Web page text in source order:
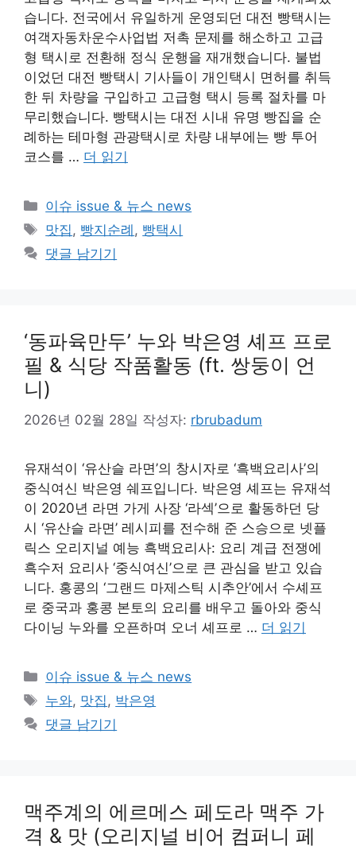
습니다. 전국에서 유일하게 운영되던 대전 빵택시는
여객자동차운수사업법 저촉 문제를 해소하고 고급
형 택시로 전환해 정식 운행을 재개했습니다. 불법
이었던 대전 빵택시 기사들이 개인택시 면허를 취득
한 뒤 차량을 구입하고 고급형 택시 등록 절차를 마
무리했습니다. 빵택시는 대전 시내 유명 빵집을 순
례하는 테마형 관광택시로 차량 내부에는 빵 투어
코스를 … 더 읽기
카
테
리
이슈 issue & 뉴스 news
태
그
맛집, 빵지순례 , 빵택시
댓글 남기기
‘동파육만두’ 누와 박은영 셰프 프로
필 & 식당 작품활동 (ft. 쌍둥이 언
니)
2026년 02월 28일 작성자: rbrubadum
유재석이 ‘유산슬 라면’의 창시자로 ‘흑백요리사’의
중식여신 박은영 쉐프입니다. 박은영 셰프는 유재석
이 2020년 라면 가게 사장 ‘라섹’으로 활동하던 당
시 ‘유산슬 라면’ 레시피를 전수해 준 스승으로 넷플
릭스 오리지널 예능 흑백요리사: 요리 계급 전쟁에
흑수저 요리사 ‘중식여신’으로 큰 관심을 받고 있습
니다. 홍콩의 ‘그랜드 마제스틱 시추안’에서 수셰프
로 중국과 홍콩 본토의 요리를 배우고 돌아와 중식
다이닝 누와를 오픈하며 오너 셰프로 … 더 읽기
카
테
고
리
이슈 issue & 뉴스 news
태
그
누와, 맛집 , 박은영
댓글 남기기
맥주계의 에르메스 페도라 맥주 가
격 & 맛 (오리지널 비어 컴퍼니 페